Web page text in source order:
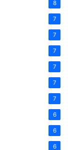
8
7
7
7
7
7
7
6
6
6